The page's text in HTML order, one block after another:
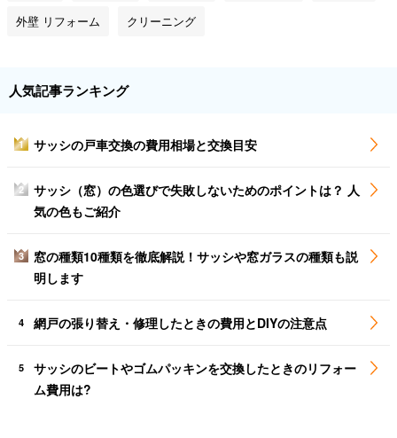
外壁 リフォーム クリーニング
人気記事ランキング
1 サッシの戸車交換の費用相場と交換目安
2
サッシ（窓）の色選びで失敗しないためのポイントは？ 人
気の色もご紹介
3
窓の種類10種類を徹底解説！サッシや窓ガラスの種類も説
明します
4 網戸の張り替え・修理したときの費用とDIYの注意点
5
サッシのビートやゴムパッキンを交換したときのリフォー
ム費用は?